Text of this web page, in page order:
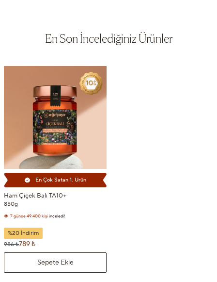
En Son İncelediğiniz Ürünler
En Çok Satan 1. Ürün
Ham Çiçek Balı TA10+
850g
7 günde 49.400 kişiinceledi!
7 günde6.356 kişi
%20 İndirim
986 ₺789 ₺
Sepete Ekle